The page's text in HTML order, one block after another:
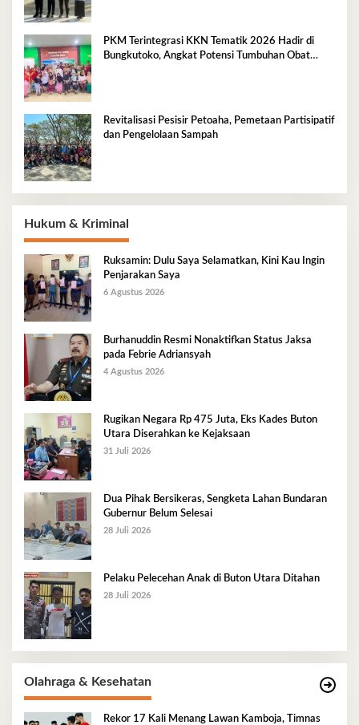
PKM Terintegrasi KKN Tematik 2026 Hadir di
Bungkutoko, Angkat Potensi Tumbuhan Obat
Revitalisasi Pesisir Petoaha, Pemetaan Partisipatif
dan Pengelolaan Sampah
Hukum & Kriminal
Ruksamin: Dulu Saya Selamatkan, Kini Kau Ingin
Penjarakan Saya
6 Agustus 2026
Burhanuddin Resmi Nonaktifkan Status Jaksa
pada Febrie Adriansyah
4 Agustus 2026
Rugikan Negara Rp 475 Juta, Eks Kades Buton
Utara Diserahkan ke Kejaksaan
31 Juli 2026
Dua Pihak Bersikeras, Sengketa Lahan Bundaran
Gubernur Belum Selesai
28 Juli 2026
Pelaku Pelecehan Anak di Buton Utara Ditahan
28 Juli 2026
Olahraga & Kesehatan
Rekor 17 Kali Menang Lawan Kamboja, Timnas